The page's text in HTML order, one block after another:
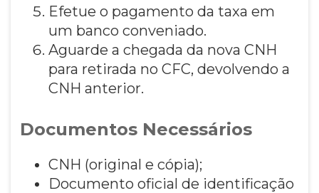
Efetue o pagamento da taxa em
um banco conveniado.
Aguarde a chegada da nova CNH
para retirada no CFC, devolvendo a
CNH anterior.
Documentos Necessários
CNH (original e cópia);
Documento oficial de identificação